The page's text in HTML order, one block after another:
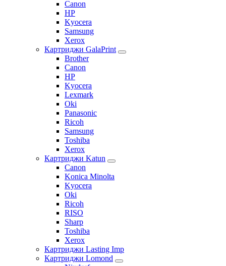
Canon
HP
Kyocera
Samsung
Xerox
Картриджи GalaPrint
Brother
Canon
HP
Kyocera
Lexmark
Oki
Panasonic
Ricoh
Samsung
Toshiba
Xerox
Картриджи Katun
Canon
Konica Minolta
Kyocera
Oki
Ricoh
RISO
Sharp
Toshiba
Xerox
Картриджи Lasting Imp
Картриджи Lomond